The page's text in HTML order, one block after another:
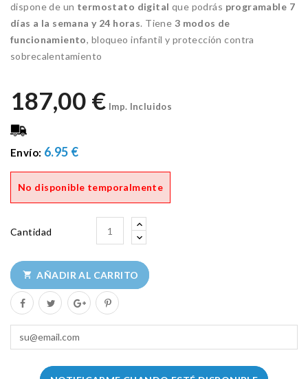
dispone de un termostato digital que podrás programable 7
días a la semana y 24 horas. Tiene 3 modos de
funcionamiento, bloqueo infantil y protección contra
sobrecalentamiento
187,00 € Imp. Incluidos
Envío: 6.95 €
No disponible temporalmente
Cantidad
 AÑADIR AL CARRITO